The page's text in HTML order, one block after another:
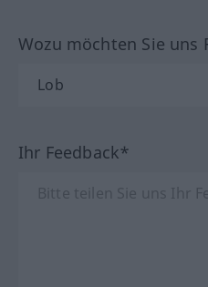
Wozu möchten Sie uns
Ihr Feedback*